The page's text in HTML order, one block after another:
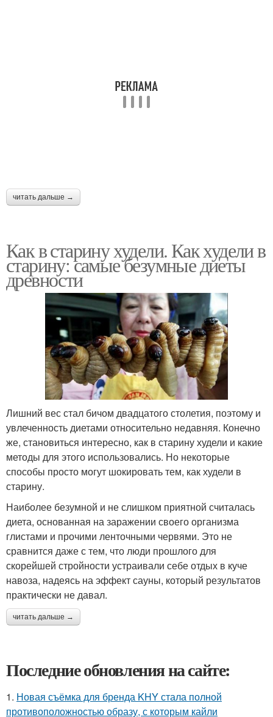
читать дальше →
Как в старину худели. Как худели в
старину: самые безумные диеты
древности
Лишний вес стал бичом двадцатого столетия, поэтому и
увлеченность диетами относительно недавняя. Конечно
же, становиться интересно, как в старину худели и какие
методы для этого использовались. Но некоторые
способы просто могут шокировать тем, как худели в
старину.
Наиболее безумной и не слишком приятной считалась
диета, основанная на заражении своего организма
глистами и прочими ленточными червями. Это не
сравнится даже с тем, что люди прошлого для
скорейшей стройности устраивали себе отдых в куче
навоза, надеясь на эффект сауны, который результатов
практически не давал.
читать дальше →
Последние обновления на сайте:
1. Новая съёмка для бренда KHY стала полной
противоположностью образу, с которым кайли